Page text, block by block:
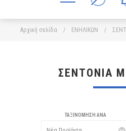
Αρχική σελίδα / ΕΝΗΛΙΚΩΝ /
ΣΕΝΤΟΝΙΑ
ΤΑΞΙΝΌΜΗΣΗ ΑΝΆ